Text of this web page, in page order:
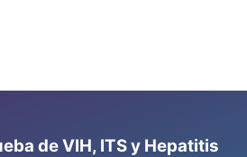
de VIH, ITS y Hepatitis